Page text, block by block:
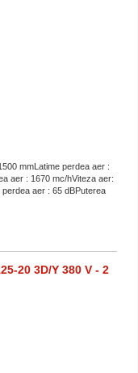
mmLatime perdea aer :
aer : 1670 mc/hViteza aer:
aer : 65 dBPuterea
20 3D/Y 380 V - 2